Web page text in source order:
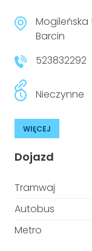
Mogileńska
Barcin
523832292
Nieczynne
WIĘCEJ
Dojazd
Tramwaj
Autobus
Metro